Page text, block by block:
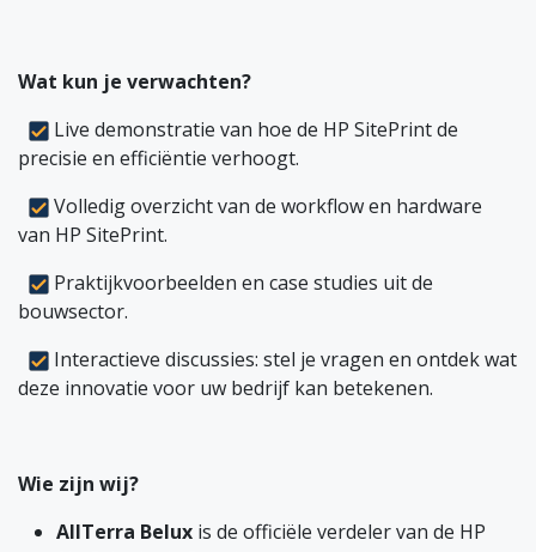
Wat kun je verwachten?
Live demonstratie van hoe de HP SitePrint de
precisie en efficiëntie verhoogt.
Volledig overzicht van de workflow en hardware
van HP SitePrint.
Praktijkvoorbeelden en case studies uit de
bouwsector.
Interactieve discussies: stel je vragen en ontdek wat
deze innovatie voor uw bedrijf kan betekenen.
Wie zijn wij?
AllTerra Belux is de officiële verdeler van de HP